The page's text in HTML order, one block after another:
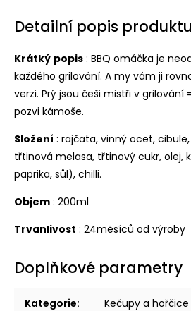
Detailní popis produktu
Krátký popis : BBQ omáčka je
každého grilování. A my vám ji
verzi. Prý jsou češi mistři v grilování
pozvi kámoše.
Složení : rajčata, vinný ocet,
třtinová melasa, třtinový cukr, olej,
paprika, sůl), chilli.
Objem : 200ml
Trvanlivost : 24měsíců od výroby
Doplňkové parametry
Kategorie: Kečupy a hořčice